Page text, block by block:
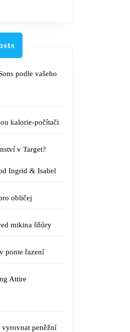
podle vašeho
kalorie-počítači
v Target?
Ingrid & Isabel
obličej
mikina šňůry
ponte řazení
Attire
vyrovnat peněžní